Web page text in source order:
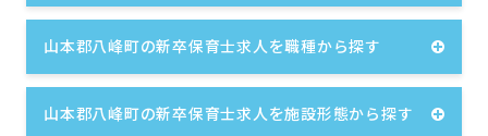
山本郡八峰町の新卒保育士求人を職種から探す
山本郡八峰町の新卒保育士求人を施設形態から探す